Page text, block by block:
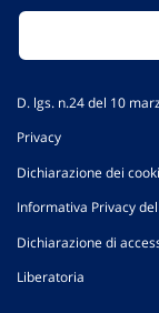
D. lgs. n.24 del 10
Privacy
Dichiarazione dei
Informativa Privacy
Dichiarazione di
Liberatoria